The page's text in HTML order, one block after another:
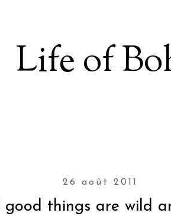
Life of
26 août 2011
good things are wild